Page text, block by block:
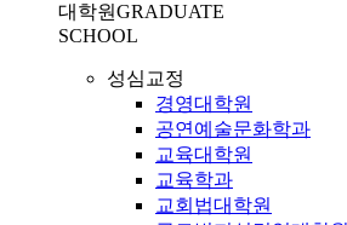
대학원GRADUATE
SCHOOL
성심교정
경영대학원
공연예술문화학과
교육대학원
교육학과
교회법대학원